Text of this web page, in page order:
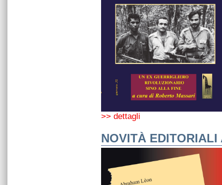
>> dettagli
NOVITÀ EDITORIALI